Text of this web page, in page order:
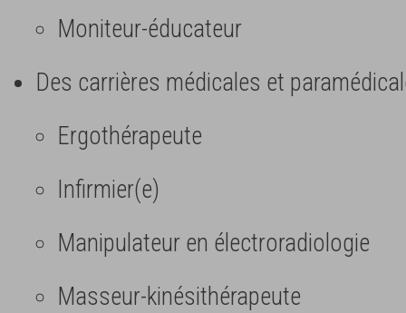
Moniteur-éducateur
Des carrières médicales et
Ergothérapeute
Infirmier(e)
Manipulateur en électroradiologie
Masseur-kinésithérapeute